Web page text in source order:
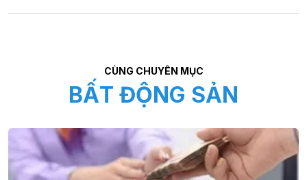
CÙNG CHUYÊN MỤC
BẤT ĐỘNG SẢN